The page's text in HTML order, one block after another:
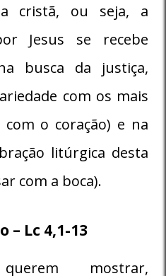
cristã, ou seja, a
Jesus se recebe
busca da justiça,
com os mais
o coração) e na
litúrgica desta
com a boca).
– Lc 4,1-13
mostrar,